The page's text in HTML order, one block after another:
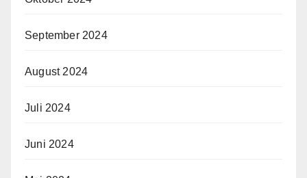
September 2024
August 2024
Juli 2024
Juni 2024